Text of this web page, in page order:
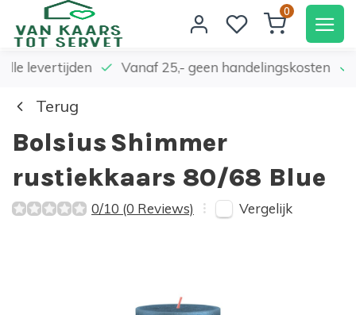
0
levertijden Vanaf 25,- geen handelingskosten
Terug
Bolsius Shimmer
rustiekkaars 80/68 Blue
0/10 (0 Reviews) Vergelijk